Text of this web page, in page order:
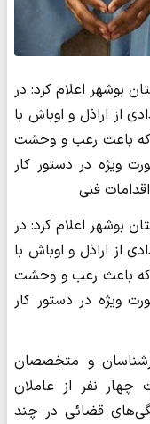
بوشهر اعلام کرد: در
از اراذل و اوباش با
که باعث رعب و وحشت
ویژه در دستور کار
فنی
بوشهر اعلام کرد: در
از اراذل و اوباش با
که باعث رعب و وحشت
ویژه در دستور کار
و متخصصان
چهار نفر از عاملان
قضائی در چند